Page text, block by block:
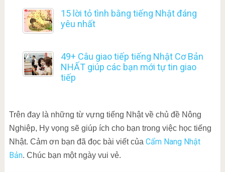
15 lời tỏ tình bằng tiếng Nhật đáng
yêu nhất
49+ Câu giao tiếp tiếng Nhật Cơ Bản
NHẤT giúp các bạn mới tự tin giao
tiếp
Trên đay là những từ vựng tiếng Nhật về chủ đề Nông
Nghiệp, Hy vọng sẽ giúp ích cho bạn trong việc học tiếng
Nhật. Cảm ơn bạn đã đọc bài viết của Cẩm Nang Nhật
Bản. Chúc bạn một ngày vui vẻ.